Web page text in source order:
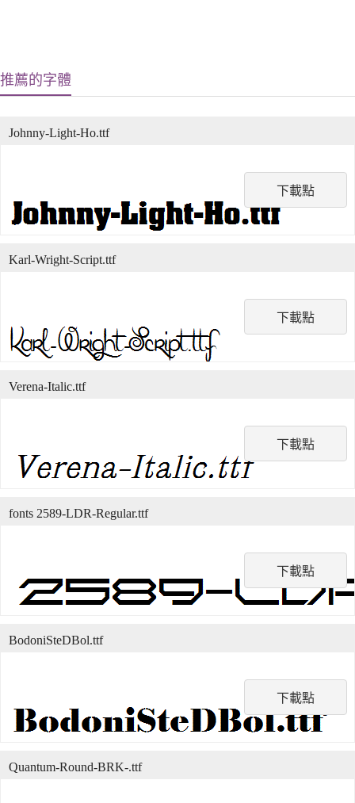
推薦的字體
下載點
Johnny-Light-Ho.ttf
下載點
Karl-Wright-Script.ttf
下載點
Verena-Italic.ttf
下載點
fonts 2589-LDR-Regular.ttf
下載點
BodoniSteDBol.ttf
Quantum-Round-BRK-.ttf